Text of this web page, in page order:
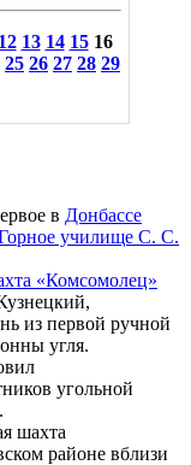
12 13 14 15 16
25 26 27 28 29
в Донбассе
училище С. С.
«Комсомолец»
из первой ручной
угля.
угольной
.
шахта
районе вблизи